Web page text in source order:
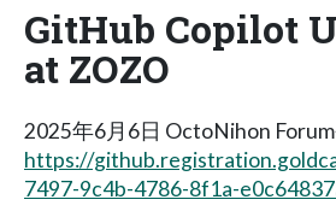
GitHub Copilot
at ZOZO
2025年6月6日 OctoNihon
https://
7497-9c4b-4786-8f1a-